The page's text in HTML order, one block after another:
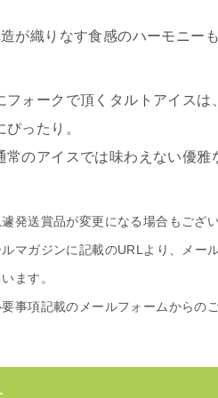
が織りなす食感のハーモニー
フォークで頂くタルトアイス
ったり。
のアイスでは味わえない優雅
発送賞品が変更になる場合もござい
マガジンに記載のURLより、メー
ます。
事項記載のメールフォームからの